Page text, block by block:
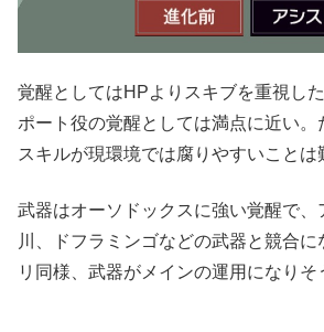
覚醒としてはHPよりスキブを重視し
ポート役の覚醒としては満点に近い。
スキルが現環境では腐りやすいことは
武器はオーソドックスに強い覚醒で、
川、ドフラミンゴなどの武器と競合
リ同様、武器がメインの運用になりそ